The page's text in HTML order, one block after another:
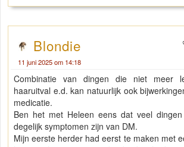
Blondie
11 juni 2025 om 14:18
Combinatie van dingen die niet meer
haaruitval e.d. kan natuurlijk ook
medicatie.
Ben het met Heleen eens dat veel
degelijk symptomen zijn van DM.
Mijn eerste herder had eerst te maken met